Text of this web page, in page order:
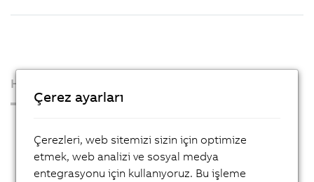
Hakkımızda
Blog
AutoMates
Çerez ayarları
Çerezleri, web sitemizi sizin için optimize
etmek, web analizi ve sosyal medya
entegrasyonu için kullanıyoruz. Bu işleme